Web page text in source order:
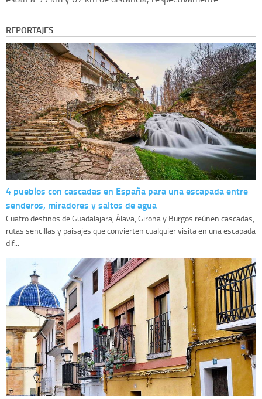
REPORTAJES
4 pueblos con cascadas en España para una escapada entre
senderos, miradores y saltos de agua
Cuatro destinos de Guadalajara, Álava, Girona y Burgos reúnen cascadas,
rutas sencillas y paisajes que convierten cualquier visita en una escapada
dif...